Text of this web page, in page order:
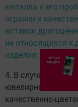
металла и его
огранки и
вставок
не относящихся
изделия.
4. В случае если
ювелирном
качественно-